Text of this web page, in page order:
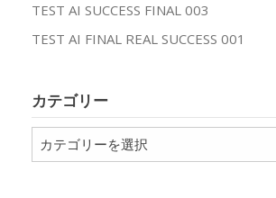
TEST AI SUCCESS FINAL 003
TEST AI FINAL REAL SUCCESS 001
カテゴリー
テ